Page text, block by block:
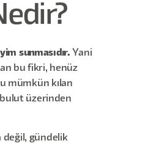
sunmasıdır. Yani
bu fikri, henüz
mümkün kılan
bulut üzerinden
değil, gündelik